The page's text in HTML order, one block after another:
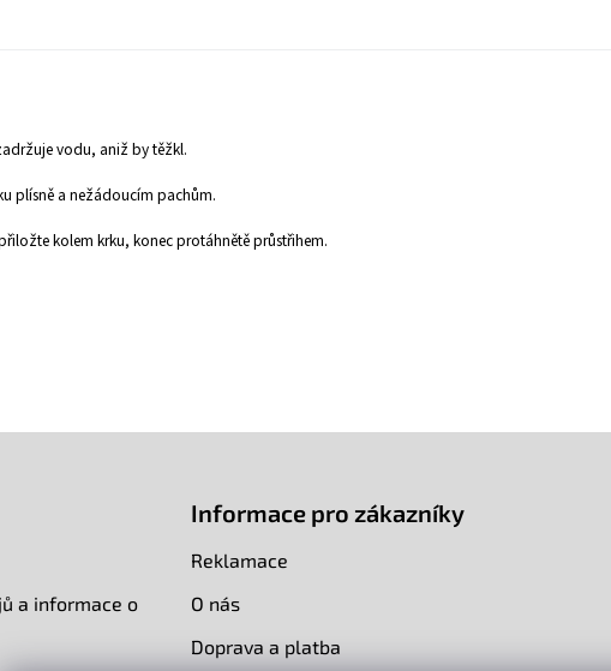
vodu, aniž by těžkl.
plísně a nežádoucím pachům.
kolem krku, konec protáhnětě průstřihem.
a informace o
Informace pro zákazníky
Reklamace
O nás
Doprava a platba